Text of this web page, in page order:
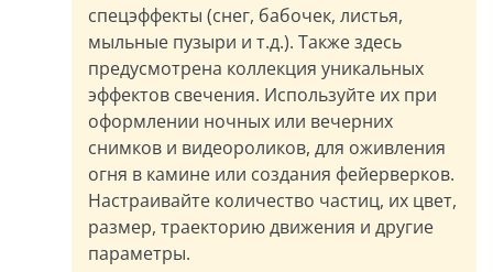
спецэффекты (снег, бабочек, листья,
мыльные пузыри и т.д.). Также здесь
предусмотрена коллекция уникальных
эффектов свечения. Используйте их при
оформлении ночных или вечерних
снимков и видеороликов, для оживления
огня в камине или создания фейерверков.
Настраивайте количество частиц, их цвет,
размер, траекторию движения и другие
параметры.